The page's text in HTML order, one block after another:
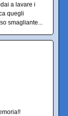
a lavare i
quegli
smagliante...